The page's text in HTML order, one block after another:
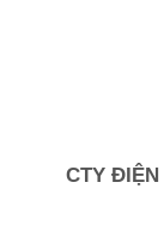
CTY ĐIỆN